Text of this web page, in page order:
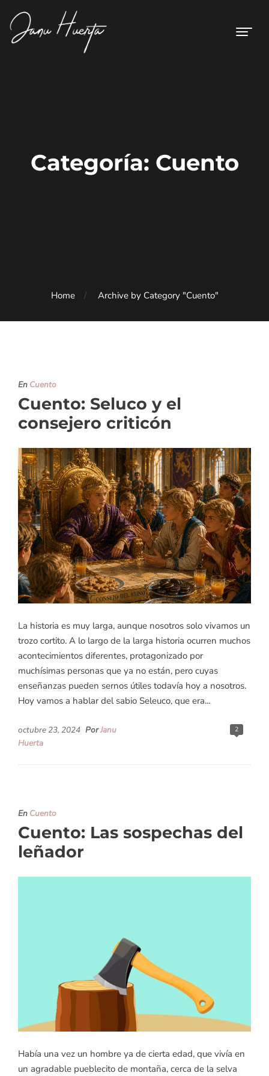
Categoría: Cuento
Home Archive by Category "Cuento"
En Cuento
Cuento: Seluco y el
consejero criticón
La historia es muy larga, aunque nosotros solo vivamos un
trozo cortito. A lo largo de la larga historia ocurren muchos
acontecimientos diferentes, protagonizado por
muchísimas personas que ya no están, pero cuyas
enseñanzas pueden sernos útiles todavía hoy a nosotros.
Hoy vamos a hablar del sabio Seleuco, que era...
2
octubre 23, 2024 PorJanu
Huerta
En Cuento
Cuento: Las sospechas del
leñador
Había una vez un hombre ya de cierta edad, que vivía en
un agradable pueblecito de montaña, cerca de la selva